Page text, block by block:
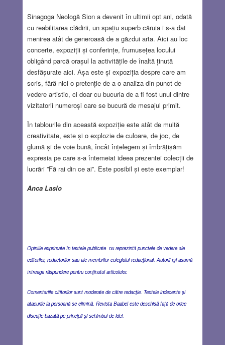
Sinagoga Neologă Sion a devenit în ultimii opt ani, odată
cu reabilitarea clădirii, un spațiu superb căruia i s-a dat
menirea atât de generoasă de a găzdui arta. Aici au loc
concerte, expoziții și conferințe, frumusețea locului
obligând parcă orașul la activitățile de înaltă ținută
desfășurate aici. Așa este și expoziția despre care am
scris, fără nici o pretenție de a o analiza din punct de
vedere artistic, ci doar cu bucuria de a fi fost unul dintre
vizitatorii numeroși care se bucură de mesajul primit.
În tablourile din această expoziție este atât de multă
creativitate, este și o explozie de culoare, de joc, de
glumă și de voie bună, încât înțelegem și îmbrățișăm
expresia pe care s-a întemeiat ideea prezentei colecții de
lucrări ”Fă rai din ce ai”. Este posibil și este exemplar!
Anca Laslo
Opiniile exprimate în textele publicate nu reprezintă punctele de vedere ale
editorilor, redactorilor sau ale membrilor colegiului redacţional. Autorii îşi asumă
întreaga răspundere pentru conţinutul articolelor.
Comentariile cititorilor sunt moderate de către redacţie. Textele indecente şi
atacurile la persoană se elimină. Revista Baabel este deschisă faţă de orice
discuţie bazată pe principii şi schimbul de idei.